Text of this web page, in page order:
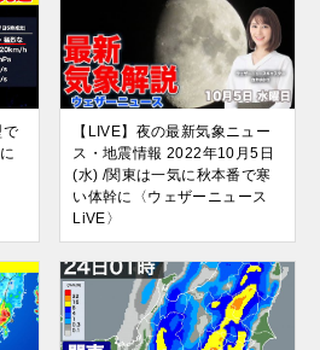
で
【LIVE】夜の最新気象ニュー
ス・地震情報 2022年10月5日
(水) /関東は一気に秋本番で寒
い体幹に〈ウェザーニュース
LiVE〉